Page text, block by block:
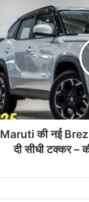
Maruti की नई
दी सीधी टक्कर –